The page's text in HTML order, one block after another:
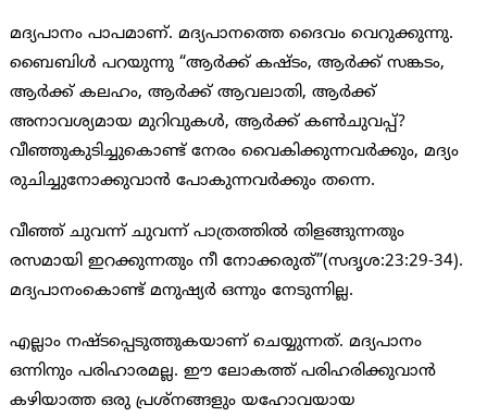
മദ്യപാനം പാപമാണ്. മദ്യപാനത്തെ ദൈവം വെറുക്കുന്നു.
ബൈബിള്‍ പറയുന്നു “ആര്‍ക്ക് കഷ്ടം, ആര്‍ക്ക് സങ്കടം,
ആര്‍ക്ക് കലഹം, ആര്‍ക്ക് ആവലാതി, ആര്‍ക്ക്
അനാവശ്യമായ മുറിവുകള്‍, ആര്‍ക്ക് കണ്‍ചുവപ്പ്?
വീഞ്ഞുകുടിച്ചുകൊണ്ട് നേരം വൈകിക്കുന്നവര്‍ക്കും, മദ്യം
രുചിച്ചുനോക്കുവാന്‍ പോകുന്നവര്‍ക്കും തന്നെ.
വീഞ്ഞ് ചുവന്ന് ചുവന്ന് പാത്രത്തില്‍ തിളങ്ങുന്നതും
രസമായി ഇറക്കുന്നതും നീ നോക്കരുത്”(സദൃശ:23:29-34).
മദ്യപാനംകൊണ്ട് മനുഷ്യര്‍ ഒന്നും നേടുന്നില്ല.
എല്ലാം നഷ്ടപ്പെടുത്തുകയാണ് ചെയ്യുന്നത്. മദ്യപാനം
ഒന്നിനും പരിഹാരമല്ല. ഈ ലോകത്ത് പരിഹരിക്കുവാന്‍
കഴിയാത്ത ഒരു പ്രശ്നങ്ങളും യഹോവയായ